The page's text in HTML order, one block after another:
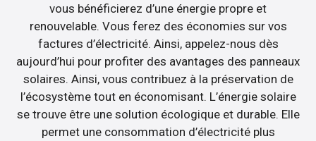
vous bénéficierez d’une énergie propre et
renouvelable. Vous ferez des économies sur vos
factures d’électricité. Ainsi, appelez-nous dès
aujourd’hui pour profiter des avantages des panneaux
solaires. Ainsi, vous contribuez à la préservation de
l’écosystème tout en économisant. L’énergie solaire
se trouve être une solution écologique et durable. Elle
permet une consommation d’électricité plus